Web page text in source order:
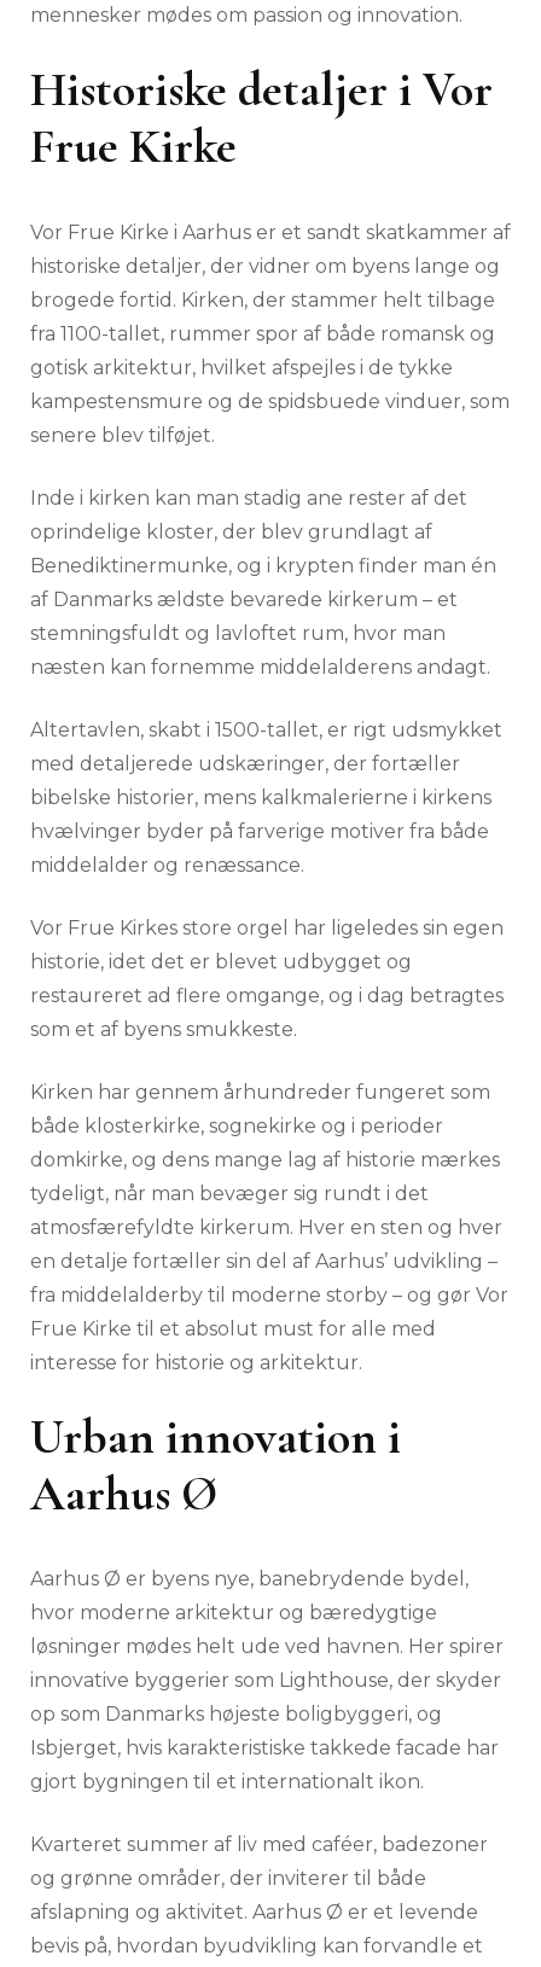
mennesker mødes om passion og innovation.
Historiske detaljer i Vor
Frue Kirke
Vor Frue Kirke i Aarhus er et sandt skatkammer af
historiske detaljer, der vidner om byens lange og
brogede fortid. Kirken, der stammer helt tilbage
fra 1100-tallet, rummer spor af både romansk og
gotisk arkitektur, hvilket afspejles i de tykke
kampestensmure og de spidsbuede vinduer, som
senere blev tilføjet.
Inde i kirken kan man stadig ane rester af det
oprindelige kloster, der blev grundlagt af
Benediktinermunke, og i krypten finder man én
af Danmarks ældste bevarede kirkerum – et
stemningsfuldt og lavloftet rum, hvor man
næsten kan fornemme middelalderens andagt.
Altertavlen, skabt i 1500-tallet, er rigt udsmykket
med detaljerede udskæringer, der fortæller
bibelske historier, mens kalkmalerierne i kirkens
hvælvinger byder på farverige motiver fra både
middelalder og renæssance.
Vor Frue Kirkes store orgel har ligeledes sin egen
historie, idet det er blevet udbygget og
restaureret ad flere omgange, og i dag betragtes
som et af byens smukkeste.
Kirken har gennem århundreder fungeret som
både klosterkirke, sognekirke og i perioder
domkirke, og dens mange lag af historie mærkes
tydeligt, når man bevæger sig rundt i det
atmosfærefyldte kirkerum. Hver en sten og hver
en detalje fortæller sin del af Aarhus’ udvikling –
fra middelalderby til moderne storby – og gør Vor
Frue Kirke til et absolut must for alle med
interesse for historie og arkitektur.
Urban innovation i
Aarhus Ø
Aarhus Ø er byens nye, banebrydende bydel,
hvor moderne arkitektur og bæredygtige
løsninger mødes helt ude ved havnen. Her spirer
innovative byggerier som Lighthouse, der skyder
op som Danmarks højeste boligbyggeri, og
Isbjerget, hvis karakteristiske takkede facade har
gjort bygningen til et internationalt ikon.
Kvarteret summer af liv med caféer, badezoner
og grønne områder, der inviterer til både
afslapning og aktivitet. Aarhus Ø er et levende
bevis på, hvordan byudvikling kan forvandle et